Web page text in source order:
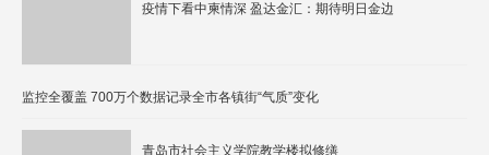
疫情下看中柬情深 盈达金汇：期待明日金边
监控全覆盖 700万个数据记录全市各镇街“气质”变化
青岛市社会主义学院教学楼拟修缮